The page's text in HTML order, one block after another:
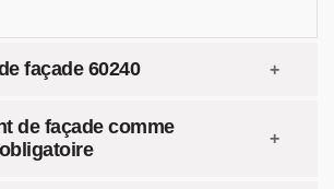
façade 60240
de façade comme